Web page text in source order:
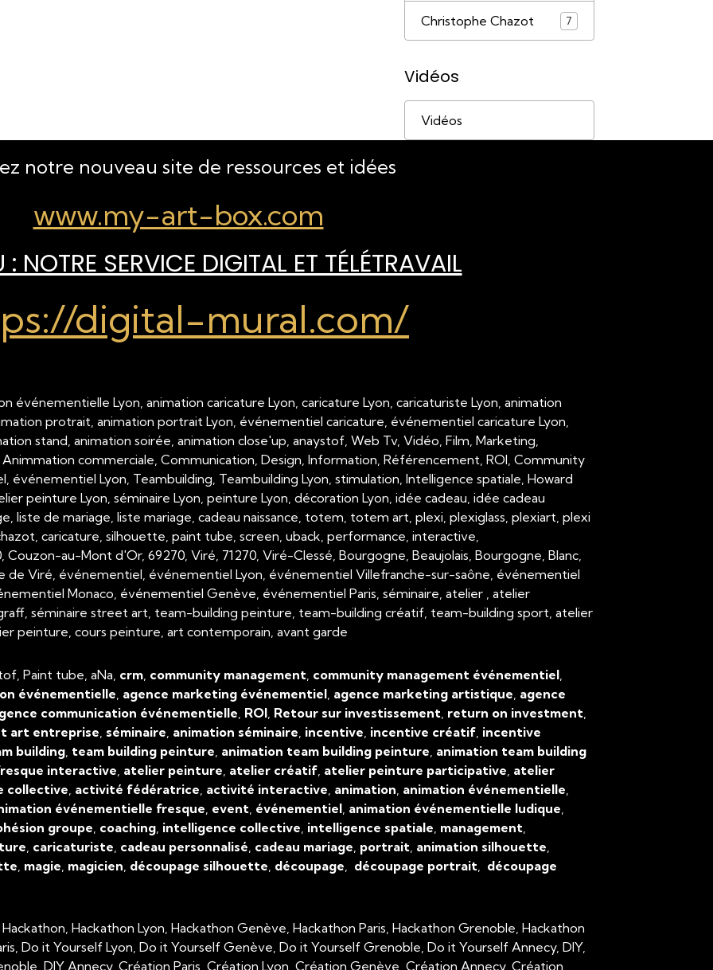
Christophe Chazot 7
Vidéos
Vidéos
notre nouveau site de ressources et idées
www.my-art-box.com
NOTRE SERVICE DIGITAL ET TÉLÉTRAVAIL
digital-mural.com/
événementielle Lyon, animation caricature Lyon, caricature Lyon, caricaturiste Lyon, animation
protrait, animation portrait Lyon, événementiel caricature, événementiel caricature Lyon,
stand, animation soirée, animation close'up, anaystof, Web Tv, Vidéo, Film, Marketing,
commerciale, Communication, Design, Information, Référencement, ROI, Community
événementiel Lyon, Teambuilding, Teambuilding Lyon, stimulation, Intelligence spatiale, Howard
peinture Lyon, séminaire Lyon, peinture Lyon, décoration Lyon, idée cadeau, idée cadeau
liste de mariage, liste mariage, cadeau naissance, totem, totem art, plexi, plexiglass, plexiart, plexi
caricature, silhouette, paint tube, screen, uback, performance, interactive,
au-Mont d'Or, 69270, Viré, 71270, Viré-Clessé, Bourgogne, Beaujolais, Bourgogne, Blanc,
de Viré, événementiel, événementiel Lyon, événementiel Villefranche-sur-saône, événementiel
Monaco, événementiel Genève, événementiel Paris, séminaire, atelier , atelier
séminaire street art, team-building peinture, team-building créatif, team-building sport, atelier
peinture, cours peinture, art contemporain, avant garde
Paint tube, aNa, crm, community management, community management événementiel,
événementielle, agence marketing événementiel, agence marketing artistique, agence
communication événementielle, ROI, Retour sur investissement, return on investment,
art entreprise, séminaire, animation séminaire, incentive, incentive créatif, incentive
building, team building peinture, animation team building peinture, animation team building
interactive, atelier peinture, atelier créatif, atelier peinture participative, atelier
collective, activité fédératrice, activité interactive, animation, animation événementielle,
événementielle fresque, event, événementiel, animation événementielle ludique,
groupe, coaching, intelligence collective, intelligence spatiale, management,
, caricaturiste, cadeau personnalisé, cadeau mariage, portrait, animation silhouette,
, magie, magicien, découpage silhouette, découpage, découpage portrait, découpage
Hackathon Lyon, Hackathon Genève, Hackathon Paris, Hackathon Grenoble, Hackathon
Do it Yourself Lyon, Do it Yourself Genève, Do it Yourself Grenoble, Do it Yourself Annecy, DIY,
DIY Annecy, Création Paris, Création Lyon, Création Genève, Création Annecy, Création